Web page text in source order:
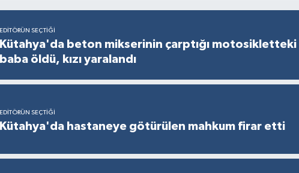
EDITÖRÜN SEÇTIĞI
Kütahya'da beton mikserinin çarptığı motosikletteki
baba öldü, kızı yaralandı
EDITÖRÜN SEÇTIĞI
Kütahya'da hastaneye götürülen mahkum firar etti